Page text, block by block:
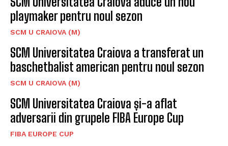
playmaker pentru noul sezon
SCM U CRAIOVA (M)
SCM Universitatea Craiova a transferat un
baschetbalist american pentru noul sezon
SCM U CRAIOVA (M)
SCM Universitatea Craiova și-a aflat
adversarii din grupele FIBA Europe Cup
FIBA EUROPE CUP